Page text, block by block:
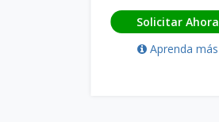
Solicitar Ahora
Aprenda más